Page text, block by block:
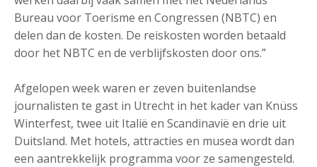
Bureau voor Toerisme en Congressen (NBTC) en
delen dan de kosten. De reiskosten worden betaald
door het NBTC en de verblijfskosten door ons.”
Afgelopen week waren er zeven buitenlandse
journalisten te gast in Utrecht in het kader van Knüss
Winterfest, twee uit Italië en Scandinavië en drie uit
Duitsland. Met hotels, attracties en musea wordt dan
een aantrekkelijk programma voor ze samengesteld.